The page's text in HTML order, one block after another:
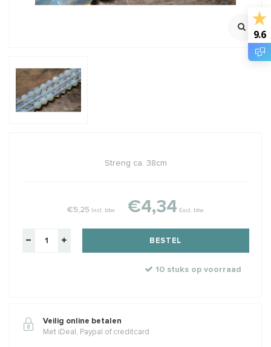
Streng ca. 38cm
€5,25 Incl. btw €4,34 Excl. btw
BESTEL
10 stuks op voorraad
Veilig online betalen
Met iDeal, Paypal of creditcard
9.6